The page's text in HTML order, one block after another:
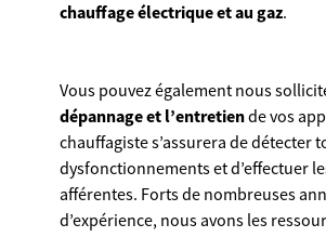
chauffage électrique et au gaz.
Vous pouvez également nous
dépannage et l’entretiende vos
chauffagiste s’assurera de détecter
dysfonctionnements et d’effectuer
afférentes. Forts de nombreuses
d’expérience, nous avons les